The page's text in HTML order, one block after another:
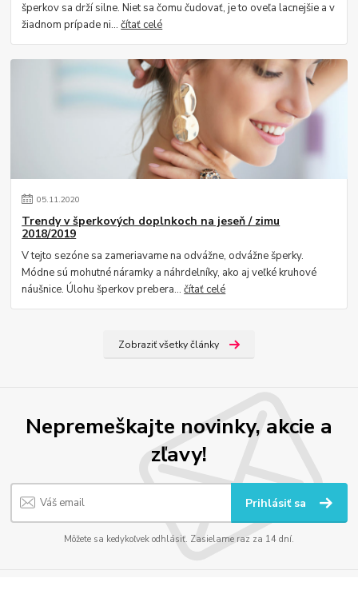
šperkov sa drží silne. Niet sa čomu čudovať, je to oveľa lacnejšie a v
žiadnom prípade ni...čítať celé
05.11.2020
Trendy v šperkových doplnkoch na jeseň / zimu
2018/2019
V tejto sezóne sa zameriavame na odvážne, odvážne šperky.
Módne sú mohutné náramky a náhrdelníky, ako aj veľké kruhové
náušnice. Úlohu šperkov prebera...čítať celé
Zobraziť všetky články
Nepremeškajte novinky, akcie a
zľavy!
Prihlásiť sa
Môžete sa kedykoľvek odhlásiť. Zasielame raz za 14 dní.